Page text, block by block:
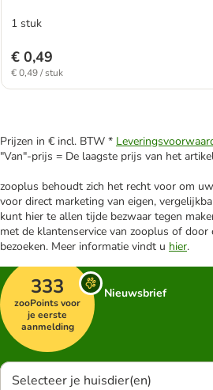
1 stuk
€ 0,49
€ 0,49 / stuk
Prijzen in € incl. BTW *
"Van"-prijs = De laagste prijs van het
zooplus behoudt zich het recht voor om
voor direct marketing van eigen,
kunt hier te allen tijde bezwaar tegen
met de klantenservice van zooplus of
bezoeken. Meer informatie vindt u hier.
333
zooPoints voor
je eerste
aanmelding
Nieuwsbrief
Selecteer je huisdier(en)